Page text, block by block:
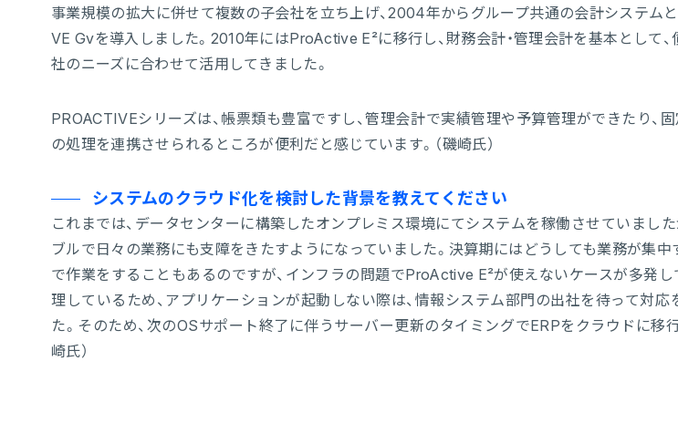
事業規模の拡大に併せて複数の子会社を立ち上げ、2004年からグループ共通の会計システム
VE Gvを導入しました。2010年にはProActive E²に移行し、財務会計・管理会計を基本として、
社のニーズに合わせて活用してきました。
PROACTIVEシリーズは、帳票類も豊富ですし、管理会計で実績管理や予算管理ができたり、
の処理を連携させられるところが便利だと感じています。（磯崎氏）
システムのクラウド化を検討した背景を教えてください
これまでは、データセンターに構築したオンプレミス環境にてシステムを稼働させていまし
ブルで日々の業務にも支障をきたすようになっていました。決算期にはどうしても業務が集
で作業をすることもあるのですが、インフラの問題でProActive E²が使えないケースが多発
理しているため、アプリケーションが起動しない際は、情報システム部門の出社を待って対
た。そのため、次のOSサポート終了に伴うサーバー更新のタイミングでERPをクラウドに移
崎氏）